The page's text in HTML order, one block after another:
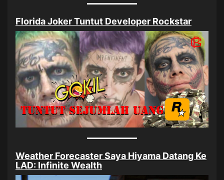
Florida Joker Tuntut Developer Rockstar
Weather Forecaster Saya Hiyama Datang Ke
LAD: Infinite Wealth